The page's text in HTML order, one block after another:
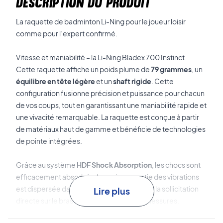
La raquette de badminton Li-Ning pour le joueur loisir
comme pour l’expert confirmé.
Vitesse et maniabilité – la Li-Ning Bladex 700 Instinct
Cette raquette affiche un poids plume de79 grammes , un
équilibre en tête légèreet unshaft rigide . Cette
configuration fusionne précision et puissance pour chacun
de vos coups, tout en garantissant une maniabilité rapide et
une vivacité remarquable. La raquette est conçue à partir
de matériaux haut de gamme et bénéficie de technologies
de pointe intégrées.
Grâce au système HDF Shock Absorption , les chocs sont
efficacement absorbés. La majeure partie des vibrations
est dispersée dans le cadre, réduisant ainsi la sollicitation
directe sur le bras et limitant le risque de blessures.
Lire plus